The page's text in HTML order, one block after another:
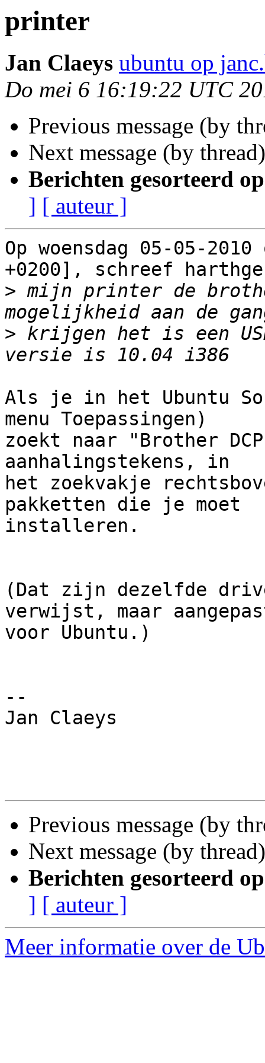
printer
Jan Claeys ubuntu op
Do mei 6 16:19:22 UTC
Previous message (by
Next message (by
Berichten gesorteerd
] [ auteur ]
Op woensdag 05-05-
+0200], schreef
> mijn printer de
> krijgen het is een
Als je in het Ubuntu
menu Toepassingen)
zoekt naar "Brother
aanhalingstekens, in
het zoekvakje
pakketten die je moet
installeren.
(Dat zijn dezelfde
verwijst, maar
voor Ubuntu.)
--
Jan Claeys
Previous message (by
Next message (by
Berichten gesorteerd
] [ auteur ]
Meer informatie over de